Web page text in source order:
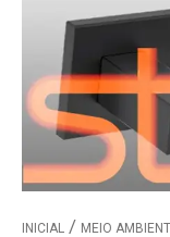
INICIAL MEIO